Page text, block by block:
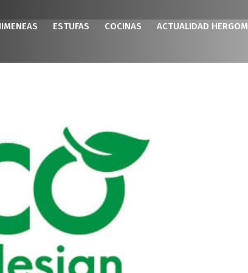
ESTUFAS COCINAS ACTUALIDAD HERGOM